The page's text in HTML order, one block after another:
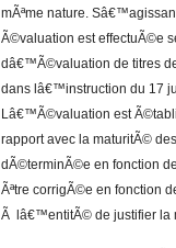
mÃªme nature.
Ã©valuation est effectuÃ©e
dâ€™Ã©valuation de titres
dans lâ€™instruction du 17
Lâ€™Ã©valuation est
rapport avec la maturitÃ©
dÃ©terminÃ©e en fonction
Ãªtre corrigÃ©e en fonction
Ã lâ€™entitÃ© de justifier la